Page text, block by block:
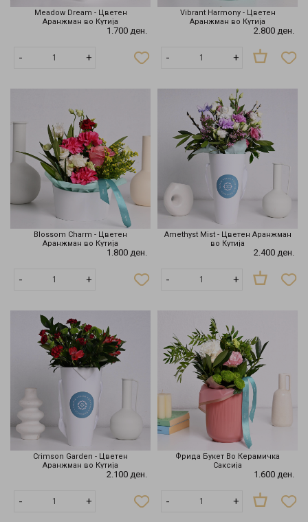
Meadow Dream - Цветен
Аранжман во Кутија
1.700 ден.
- +
Vibrant Harmony - Цветен
Аранжман во Кутија
2.800 ден.
- +
Blossom Charm - Цветен
Аранжман во Кутија
1.800 ден.
- +
Amethyst Mist - Цветен Аранжман
во Кутија
2.400 ден.
- +
Crimson Garden - Цветен
Аранжман во Кутија
2.100 ден.
- +
Фрида Букет Во Керамичка
Саксија
1.600 ден.
- +